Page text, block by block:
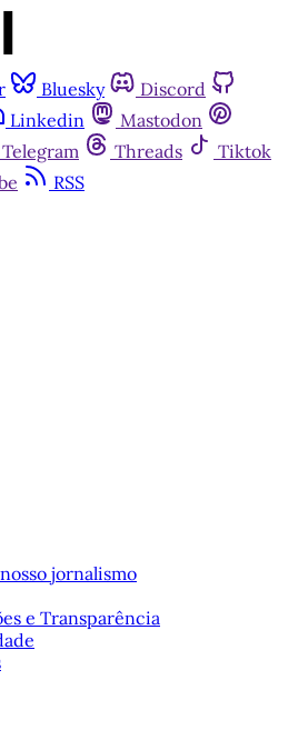
Bluesky
Discord
Linkedin
Mastodon
Telegram Threads
Tiktok
RSS
jornalismo
e Transparência